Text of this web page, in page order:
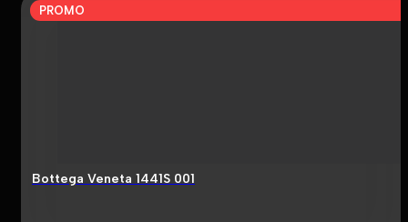
PROMO
Bottega Veneta 1441S 001